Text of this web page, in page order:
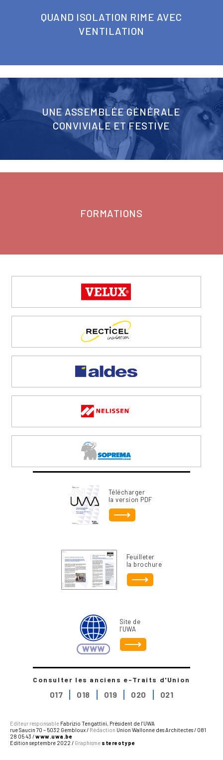
QUAND ISOLATION RIME AVEC
VENTILATION
UNE ASSEMBLÉE GÉNÉRALE
CONVIVIALE ET FESTIVE
FORMATIONS
Télécharger
la version PDF
Feuilleter
la brochure
Site de
l’UWA
Consulter les anciens e-Traits d'Union
017 018 019 020 021
Editeur responsable Fabrizio Tengattini, Président de l’UWA
rue Saucin 70 – 5032 Gembloux / Rédaction Union Wallonne des Architectes / 081
28 05 43 /www.uwa.be
Edition septembre 2022 / Graphisme stereotype